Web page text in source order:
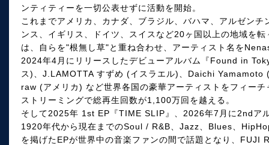
ンティティーを一切公表せずに活動を開始。
これまでアメリカ、カナダ、ブラジル、バハマ、アルゼン
ンス、イギリス、ドイツ、スイスなど20ヶ国以上の地域を
は、自らを"根無し草"と重ね合わせ、アーティスト名を
2024年4月にリリースしたデビューアルバム『Found in
ス)、J.LAMOTTA すずめ (イスラエル)、Daichi
raw (アメリカ) など世界各国の豪華アーティストをフィーチ
ストリーミングで総再生回数が1,100万回を越える。
そして2025年 1st EP『TIME SLIP』、2026年7月に2ndア
1920年代から現在までのSoul / R&B、Jazz、Blues、
を掲げたEPが世界中の音楽ファンの間で話題となり、